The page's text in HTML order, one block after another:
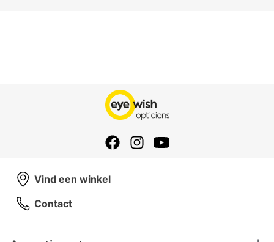
Vind een winkel
Contact